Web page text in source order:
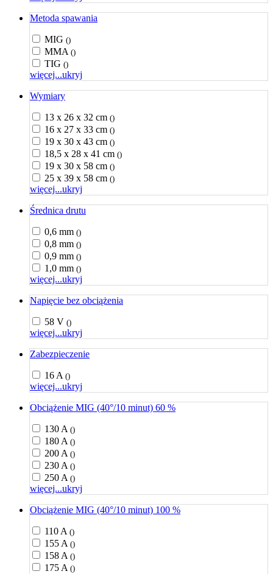
Metoda spawania
MIG ()
MMA ()
TIG ()
więcej...ukryj
Wymiary
13 x 26 x 32 cm ()
16 x 27 x 33 cm ()
19 x 30 x 43 cm ()
18,5 x 28 x 41 cm ()
19 x 30 x 58 cm ()
25 x 39 x 58 cm ()
więcej...ukryj
Średnica drutu
0,6 mm ()
0,8 mm ()
0,9 mm ()
1,0 mm ()
więcej...ukryj
Napięcie bez obciążenia
58 V ()
więcej...ukryj
Zabezpieczenie
16 A ()
więcej...ukryj
Obciążenie MIG (40°/10 minut) 60 %
130 A ()
180 A ()
200 A ()
230 A ()
250 A ()
więcej...ukryj
Obciążenie MIG (40°/10 minut) 100 %
110 A ()
155 A ()
158 A ()
175 A ()